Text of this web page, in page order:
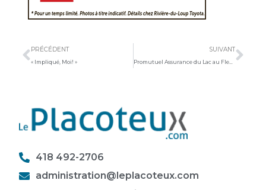
PRÉCÉDENT
« Impliqué, Moi! »
SUIVANT
Promutuel Assurance du Lac au Fleuve voit le jour
418 492-2706
administration@leplacoteux.com